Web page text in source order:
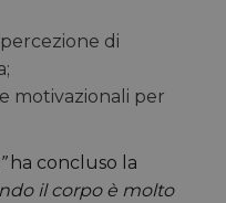
di
motivazionali per
ha concluso la
il corpo è molto